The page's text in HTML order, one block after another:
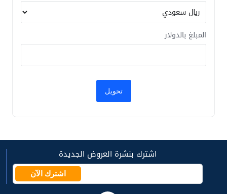
المبلغ بالدولار
اشترك بنشرة العروض الجديدة
اشترك الآن